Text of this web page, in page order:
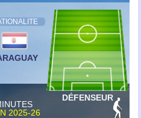
2025-26
DÉFENSEUR